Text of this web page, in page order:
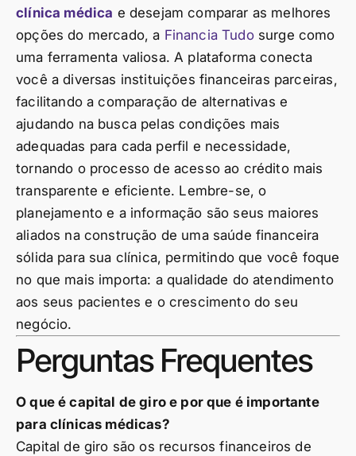
clínica médica e desejam comparar as melhores
opções do mercado, a Financia Tudosurge como
uma ferramenta valiosa. A plataforma conecta
você a diversas instituições financeiras parceiras,
facilitando a comparação de alternativas e
ajudando na busca pelas condições mais
adequadas para cada perfil e necessidade,
tornando o processo de acesso ao crédito mais
transparente e eficiente. Lembre-se, o
planejamento e a informação são seus maiores
aliados na construção de uma saúde financeira
sólida para sua clínica, permitindo que você foque
no que mais importa: a qualidade do atendimento
aos seus pacientes e o crescimento do seu
negócio.
Perguntas Frequentes
O que é capital de giro e por que é importante
para clínicas médicas?
Capital de giro são os recursos financeiros de